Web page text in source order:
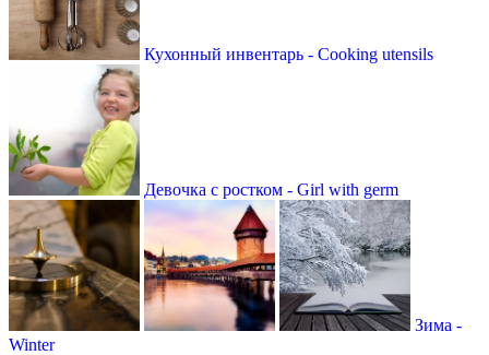
Кухонный инвентарь - Cooking utensils
Девочка с ростком - Girl with germ
Зима -
Winter